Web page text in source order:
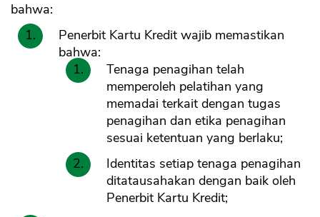
bahwa:
Penerbit Kartu Kredit wajib memastikan
bahwa:
Tenaga penagihan telah
memperoleh pelatihan yang
memadai terkait dengan tugas
penagihan dan etika penagihan
sesuai ketentuan yang berlaku;
Identitas setiap tenaga penagihan
ditatausahakan dengan baik oleh
Penerbit Kartu Kredit;